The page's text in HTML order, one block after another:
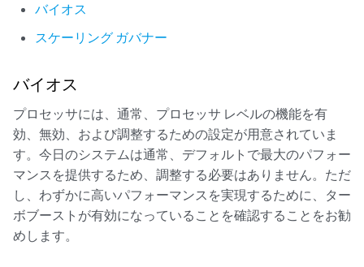
バイオス
スケーリング ガバナー
バイオス
プロセッサには、通常、プロセッサ レベルの機能を有
効、無効、および調整するための設定が用意されていま
す。今日のシステムは通常、デフォルトで最大のパフォー
マンスを提供するため、調整する必要はありません。ただ
し、わずかに高いパフォーマンスを実現するために、ター
ボブーストが有効になっていることを確認することをお勧
めします。